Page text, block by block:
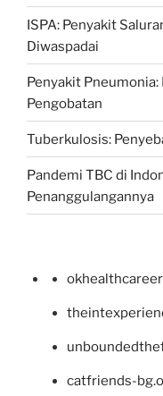
ISPA: Penyakit
Diwaspadai
Penyakit Pneumonia:
Pengobatan
Tuberkulosis:
Pandemi TBC di
Penanggulangannya
catfriends-